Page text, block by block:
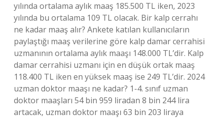
yılında ortalama aylık maaş 185.500 TL iken, 2023
yılında bu ortalama 109 TL olacak. Bir kalp cerrahı
ne kadar maaş alır? Ankete katılan kullanıcıların
paylaştığı maaş verilerine göre kalp damar cerrahisi
uzmanının ortalama aylık maaşı 148.000 TL’dir. Kalp
damar cerrahisi uzmanı için en düşük ortak maaş
118.400 TL iken en yüksek maaş ise 249 TL’dir. 2024
uzman doktor maaşı ne kadar? 1-4. sınıf uzman
doktor maaşları 54 bin 959 liradan 8 bin 244 lira
artacak, uzman doktor maaşı 63 bin 203 liraya